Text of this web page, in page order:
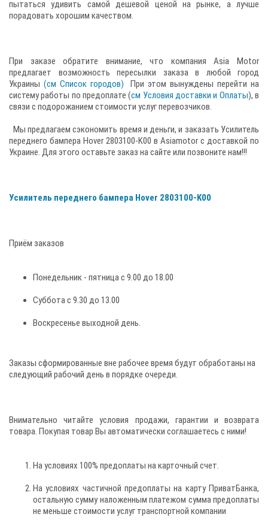
пытаться удивить самой дешевой ценой на рынке, а лучше
порадовать хорошим качеством.
При заказе обратите внимание, что компания Asia Motor
предлагает возможность пересылки заказа в любой город
Украины (см Список городов)
При этом вынуждены перейти на
систему работы по предоплате (см Условия доставки и Оплаты), в
связи с подорожанием стоимости услуг перевозчиков.
Мы предлагаем сэкономить время и деньги, и заказать Усилитель
переднего бампера Hover 2803100-K00 в Asiamotor с доставкой по
Украине. Для этого оставьте заказ на сайте или позвоните нам!!!
Усилитель переднего бампера Hover 2803100-K00
Приём заказов
Понедельник - пятница с 9.00 до 18.00
Суббота с 9.30 до 13.00
Воскресенье выходной день.
Заказы сформированные вне рабочее время будут обработаны на
следующий рабочий день в порядке очереди.
Внимательно читайте условия продажи, гарантии и возврата
товара. Покупая товар Вы автоматически соглашаетесь с ними!
На условиях 100% предоплаты на карточный счет.
На условиях частичной предоплаты на карту ПриватБанка,
остальную сумму наложенным платежом сумма предоплаты
не меньше стоимости услуг транспортной компании